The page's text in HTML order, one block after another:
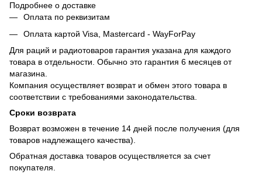
Подробнее о доставке
Оплата по реквизитам
Оплата картой Visa, Mastercard - WayForPay
Для раций и радиотоваров гарантия указана для каждого
товара в отдельности. Обычно это гарантия 6 месяцев от
магазина.
Компания осуществляет возврат и обмен этого товара в
соответствии с требованиями законодательства.
Сроки возврата
Возврат возможен в течение 14 дней после получения (для
товаров надлежащего качества).
Обратная доставка товаров осуществляется за счет
покупателя.